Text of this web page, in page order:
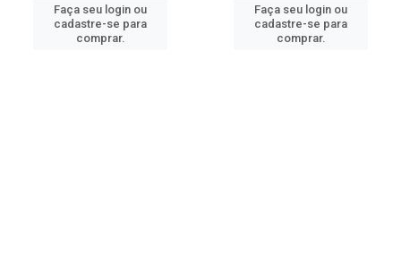
Faça seu login ou
cadastre-se para
comprar.
Faça seu login ou
cadastre-se para
comprar.